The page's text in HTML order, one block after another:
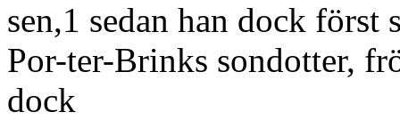
sen,1 sedan han dock
Por-ter-Brinks sondotter,
dock